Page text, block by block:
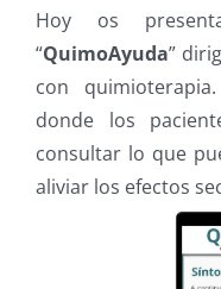
Hoy os
“QuimoAyuda”
con
donde los
consultar lo que
aliviar los efectos